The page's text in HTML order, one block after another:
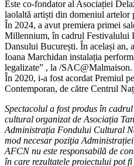
Este co-fondator al Asociației
laolaltă artiști din domeniul artelor
În 2024, a avut premiera primei
Millennium, în cadrul Festivalului
Dansului București. În același an,
Ioana Marchidan instalația
legalizate” , la /SAC@Malmaison.
În 2020, i-a fost acordat Premiul
Contemporan, de către Centrul
Spectacolul a fost produs în
cultural organizat de Asociația
Administrația Fondului Cultural
mod necesar poziţia
AFCN nu este responsabilă de
în care rezultatele proiectului pot